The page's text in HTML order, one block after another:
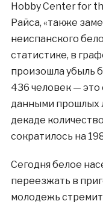
Hobby Center for
Райса, «также
неиспанского
статистике, в
произошла убыль
436 человек —
данными прошлых
декаде
сократилось на
Сегодня белое
переезжать в
молодежь